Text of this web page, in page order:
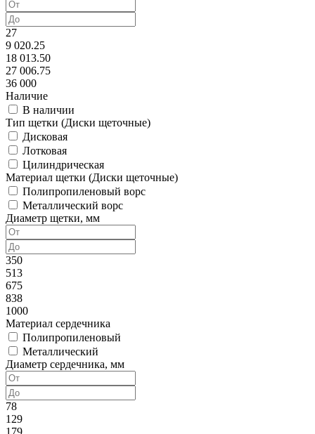
27
9 020.25
18 013.50
27 006.75
36 000
Наличие
В наличии
Тип щетки (Диски щеточные)
Дисковая
Лотковая
Цилиндрическая
Материал щетки (Диски щеточные)
Полипропиленовый ворс
Металлический ворс
Диаметр щетки, мм
350
513
675
838
1000
Материал сердечника
Полипропиленовый
Металлический
Диаметр сердечника, мм
78
129
179